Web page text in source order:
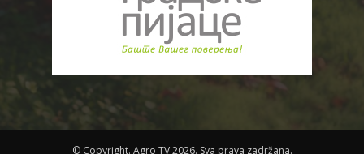
© Copyright. Agro TV 2026. Sva prava zadržana.